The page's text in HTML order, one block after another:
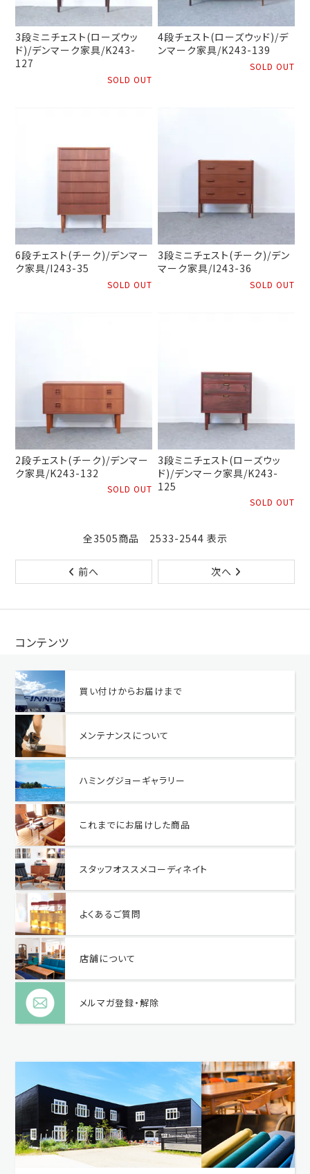
3段ミニチェスト(ローズウッ
ド)/デンマーク家具/K243-
127
SOLD OUT
4段チェスト(ローズウッド)/デ
ンマーク家具/K243-139
SOLD OUT
6段チェスト(チーク)/デンマー
ク家具/I243-35
SOLD OUT
3段ミニチェスト(チーク)/デン
マーク家具/I243-36
SOLD OUT
2段チェスト(チーク)/デンマー
ク家具/K243-132
SOLD OUT
3段ミニチェスト(ローズウッ
ド)/デンマーク家具/K243-
125
SOLD OUT
全3505商品 2533-2544 表示
前へ 次へ
コンテンツ
買い付けからお届けまで
メンテナンスについて
ハミングジョーギャラリー
これまでにお届けした商品
スタッフオススメコーディネイト
よくあるご質問
店舗について
メルマガ登録・解除